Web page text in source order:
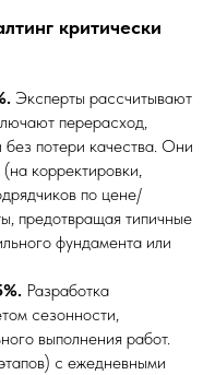
критически
Эксперты рассчитывают
перерасход,
потери качества. Они
корректировки,
по цене/
предотвращая типичные
фундамента или
Разработка
сезонности,
выполнения работ.
с ежедневными